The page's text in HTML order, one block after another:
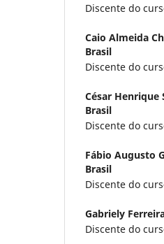
Discente do
Caio Almeida
Brasil
Discente do
César Henrique
Brasil
Discente do
Fábio Augusto
Brasil
Discente do
Gabriely
Discente do